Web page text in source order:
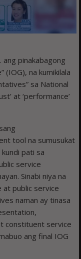
ang pinakabagong
(IOG), na kumikilala
sa National
at ‘performance’
tool na sumusukat
pati sa
service
Sinabi niya na
at public service
naman ay tinasa
constituent service
ang final IOG